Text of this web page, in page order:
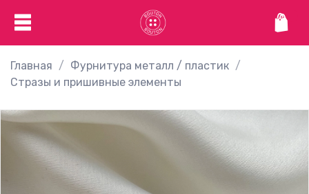
Главная
Фурнитура металл / пластик
Стразы и пришивные элементы